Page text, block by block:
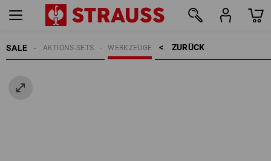
SALE ZURÜCK    >
WERKZEUGE
AKTIONS-SETS